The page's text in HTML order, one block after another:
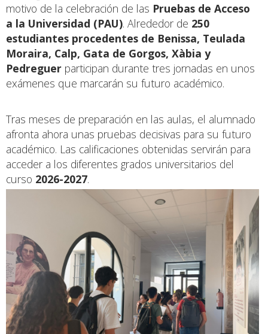
motivo de la celebración de las Pruebas de Acceso
a la Universidad (PAU). Alrededor de 250
estudiantes procedentes de Benissa, Teulada
Moraira, Calp, Gata de Gorgos, Xàbia y
Pedreguer participan durante tres jornadas en unos
exámenes que marcarán su futuro académico.
Tras meses de preparación en las aulas, el alumnado
afronta ahora unas pruebas decisivas para su futuro
académico. Las calificaciones obtenidas servirán para
acceder a los diferentes grados universitarios del
curso 2026-2027.